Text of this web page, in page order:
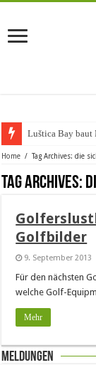
Luštica Bay baut
Home / Tag Archives: die
Tag Archives:
Golfbilder
9. September 2013
Für den nächsten
welche Golf-
Mehr
Meldungen